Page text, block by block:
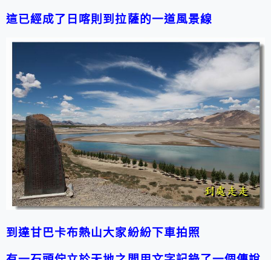
這已經成了日喀則到拉薩的一道風景線
到達甘巴卡布熱山大家紛紛下車拍照